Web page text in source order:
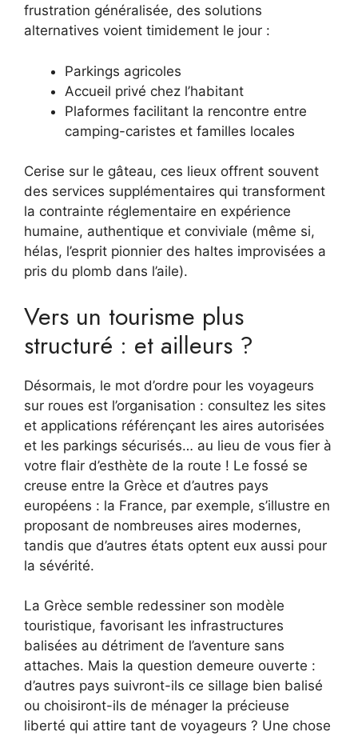
frustration généralisée, des solutions
alternatives voient timidement le jour :
Parkings agricoles
Accueil privé chez l’habitant
Plaformes facilitant la rencontre entre
camping-caristes et familles locales
Cerise sur le gâteau, ces lieux offrent souvent
des services supplémentaires qui transforment
la contrainte réglementaire en expérience
humaine, authentique et conviviale (même si,
hélas, l’esprit pionnier des haltes improvisées a
pris du plomb dans l’aile).
Vers un tourisme plus
structuré : et ailleurs ?
Désormais, le mot d’ordre pour les voyageurs
sur roues est l’organisation : consultez les sites
et applications référençant les aires autorisées
et les parkings sécurisés… au lieu de vous fier à
votre flair d’esthète de la route ! Le fossé se
creuse entre la Grèce et d’autres pays
européens : la France, par exemple, s’illustre en
proposant de nombreuses aires modernes,
tandis que d’autres états optent eux aussi pour
la sévérité.
La Grèce semble redessiner son modèle
touristique, favorisant les infrastructures
balisées au détriment de l’aventure sans
attaches. Mais la question demeure ouverte :
d’autres pays suivront-ils ce sillage bien balisé
ou choisiront-ils de ménager la précieuse
liberté qui attire tant de voyageurs ? Une chose